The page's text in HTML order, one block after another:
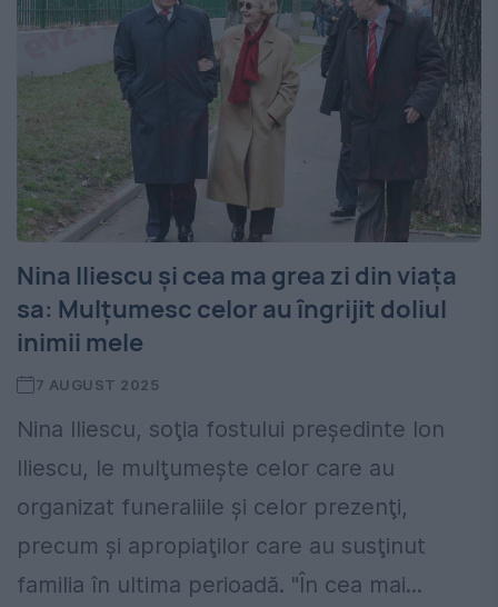
Nina Iliescu și cea ma grea zi din viața
sa: Mulțumesc celor au îngrijit doliul
inimii mele
7 AUGUST 2025
Nina Iliescu, soţia fostului preşedinte Ion
Iliescu, le mulţumeşte celor care au
organizat funeraliile şi celor prezenţi,
precum şi apropiaţilor care au susţinut
familia în ultima perioadă. "În cea mai...